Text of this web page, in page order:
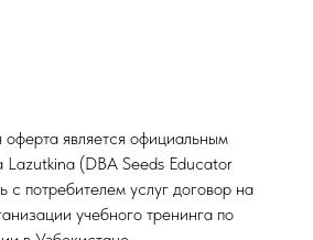
является официальным
(DBA Seeds Educator
с потребителем услуг договор на
учебного тренинга по